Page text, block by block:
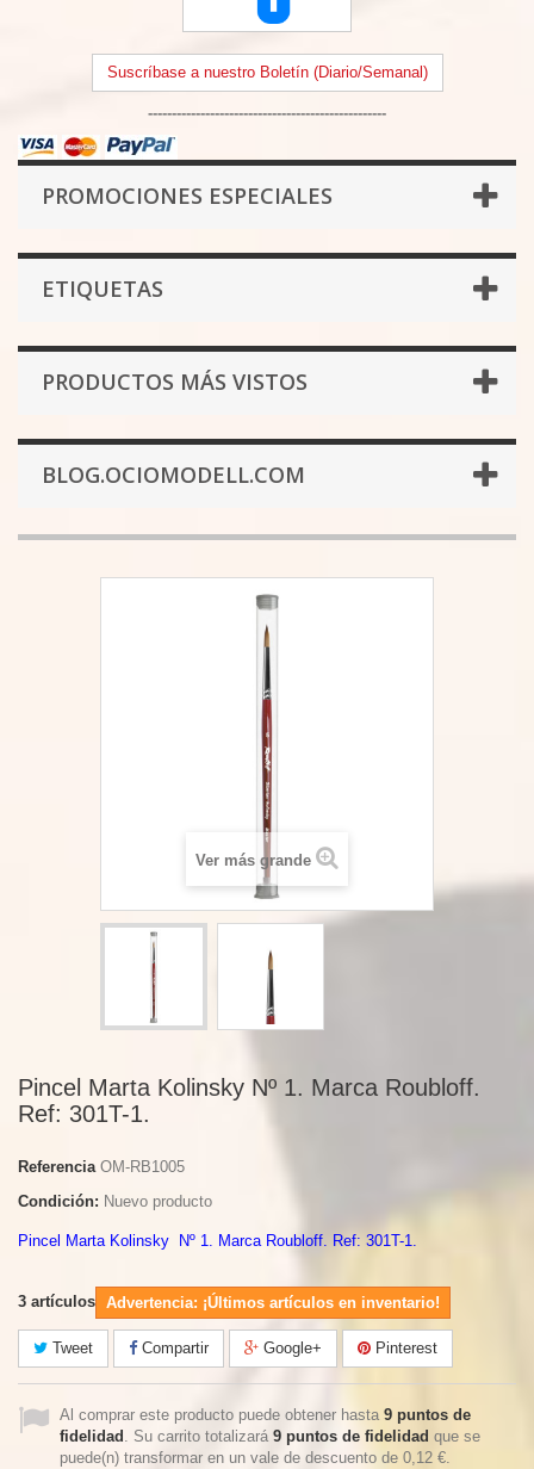
Suscríbase a nuestro Boletín (Diario/Semanal)
--------------------------------------------------
PROMOCIONES ESPECIALES
ETIQUETAS
PRODUCTOS MÁS VISTOS
BLOG.OCIOMODELL.COM
Ver más grande
Pincel Marta Kolinsky Nº 1. Marca Roubloff.
Ref: 301T-1.
Referencia OM-RB1005
Condición: Nuevo producto
Pincel Marta Kolinsky Nº 1. Marca Roubloff. Ref: 301T-1.
3 artículos Advertencia: ¡Últimos artículos en inventario!
Tweet Compartir Google+ Pinterest
Al comprar este producto puede obtener hasta 9 puntos de
fidelidad . Su carrito totalizará 9 puntos de fidelidad que se
puede(n) transformar en un vale de descuento de 0,12 €.